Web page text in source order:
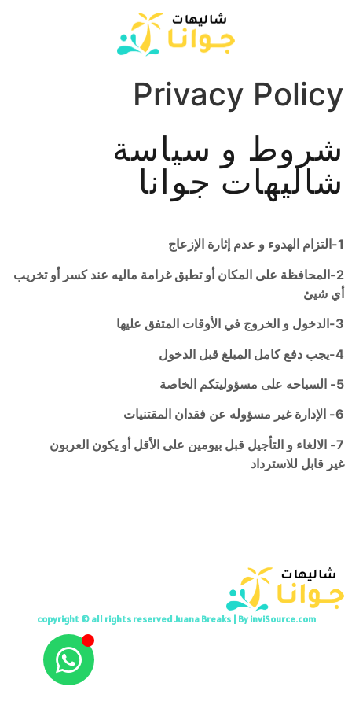
Privacy Policy
شروط و سياسة
شاليهات جوانا
1-التزام الهدوء و عدم إثارة الإزعاج
2-المحافظة على المكان أو تطبق غرامة ماليه عند كسر أو تخريب
أي شيئ
3-الدخول و الخروج في الأوقات المتفق عليها
4-يجب دفع كامل المبلغ قبل الدخول
5- السباحه على مسؤوليتكم الخاصة
6- الإدارة غير مسؤوله عن فقدان المقتنيات
7- الالغاء و التأجيل قبل بيومين على الأقل أو يكون العربون
غير قابل للاسترداد
copyright © all rights reserved Juana Breaks | By inviSource.com